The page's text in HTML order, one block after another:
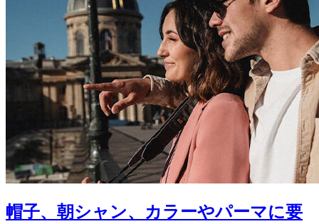
帽子、朝シャン、カラーやパーマに要